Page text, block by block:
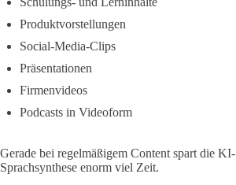
Produktvorstellungen
Social-Media-Clips
Präsentationen
Firmenvideos
Podcasts in Videoform
Gerade bei regelmäßigem Content spart die KI-
Sprachsynthese enorm viel Zeit.